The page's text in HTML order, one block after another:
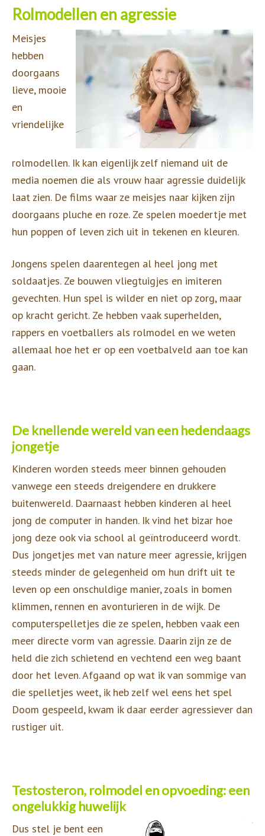
Rolmodellen en agressie
Meisjes
hebben
doorgaans
lieve, mooie
en
vriendelijke
rolmodellen. Ik kan eigenlijk zelf niemand uit de
media noemen die als vrouw haar agressie duidelijk
laat zien. De films waar ze meisjes naar kijken zijn
doorgaans pluche en roze. Ze spelen moedertje met
hun poppen of leven zich uit in tekenen en kleuren.
Jongens spelen daarentegen al heel jong met
soldaatjes. Ze bouwen vliegtuigjes en imiteren
gevechten. Hun spel is wilder en niet op zorg, maar
op kracht gericht. Ze hebben vaak superhelden,
rappers en voetballers als rolmodel en we weten
allemaal hoe het er op een voetbalveld aan toe kan
gaan.
De knellende wereld van een hedendaags
jongetje
Kinderen worden steeds meer binnen gehouden
vanwege een steeds dreigendere en drukkere
buitenwereld. Daarnaast hebben kinderen al heel
jong de computer in handen. Ik vind het bizar hoe
jong deze ook via school al geïntroduceerd wordt.
Dus jongetjes met van nature meer agressie, krijgen
steeds minder de gelegenheid om hun drift uit te
leven op een onschuldige manier, zoals in bomen
klimmen, rennen en avonturieren in de wijk. De
computerspelletjes die ze spelen, hebben vaak een
meer directe vorm van agressie. Daarin zijn ze de
held die zich schietend en vechtend een weg baant
door het leven. Afgaand op wat ik van sommige van
die spelletjes weet, ik heb zelf wel eens het spel
Doom gespeeld, kwam ik daar eerder agressiever dan
rustiger uit.
Testosteron, rolmodel en opvoeding: een
ongelukkig huwelijk
Dus stel je bent een